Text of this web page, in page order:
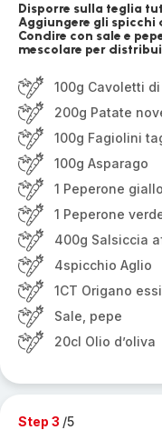
Disporre sulla teglia
Aggiungere gli spicchi
Condire con sale e
mescolare per
100g Cavoletti
200g Patate
100g Fagiolini
100g Asparago
1 Peperone
1 Peperone
400g Salsiccia
4spicchio Aglio
1CT Origano
Sale, pepe
20cl Olio d’oliva
Step 3 /5